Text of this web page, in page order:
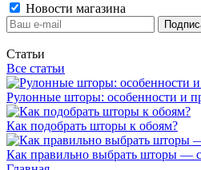
Новости магазина
Статьи
Все статьи
Рулонные шторы: особенности и
Как подобрать шторы к обоям?
Как правильно выбрать шторы —